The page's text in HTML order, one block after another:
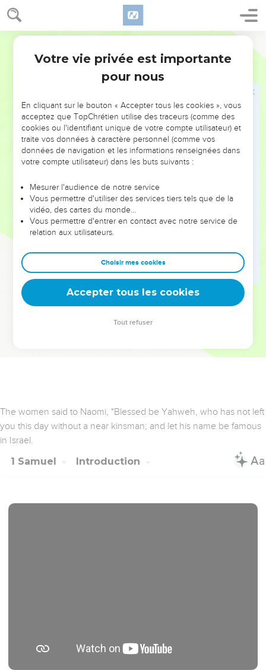
Ruth 2
that which she had gleaned, and it was about an ephah of
law saw what she had gleaned: and she brought out and
gave to her that which she had left after she was sufficed.
today? Where have you worked? Blessed be he who noticed
you." She showed her mother-in-law with whom she had
worked, and said, "The man's name with whom I worked
today is Boaz."
Naomi said to her daughter-in-law, "Blessed be he of
the dead." Naomi said to her, "The man is a close relative to
us, one of our near kinsmen."
Ruth the Moabitess said, "Yes, he said to me, 'You shall
stay close to my young men, until they have ended all my
harvest.'"
Naomi said to Ruth her daughter-in-law, "It is good, my
daughter, that you go out with his maidens, and that they not
meet you in any other field."
So she stayed close to the maidens of Boaz, to glean to
The women said to Naomi, "Blessed be Yahweh, who has not left
you this day without a near kinsman; and let his name be famous
in Israel.
1 Samuel Introduction
Votre vie privée est importante
pour nous
En cliquant sur le bouton « Accepter tous les cookies », vous
acceptez que TopChrétien utilise des traceurs (comme des
cookies ou l'identifiant unique de votre compte utilisateur) et
traite vos données à caractère personnel (comme vos
données de navigation et les informations renseignées dans
votre compte utilisateur) dans les buts suivants :
Mesurer l'audience de notre service
Vous permettre d'utiliser des services tiers tels que de la
vidéo, des cartes du monde…
Vous permettre d'entrer en contact avec notre service de
relation aux utilisateurs.
Choisir mes cookies
Accepter tous les cookies
Tout refuser